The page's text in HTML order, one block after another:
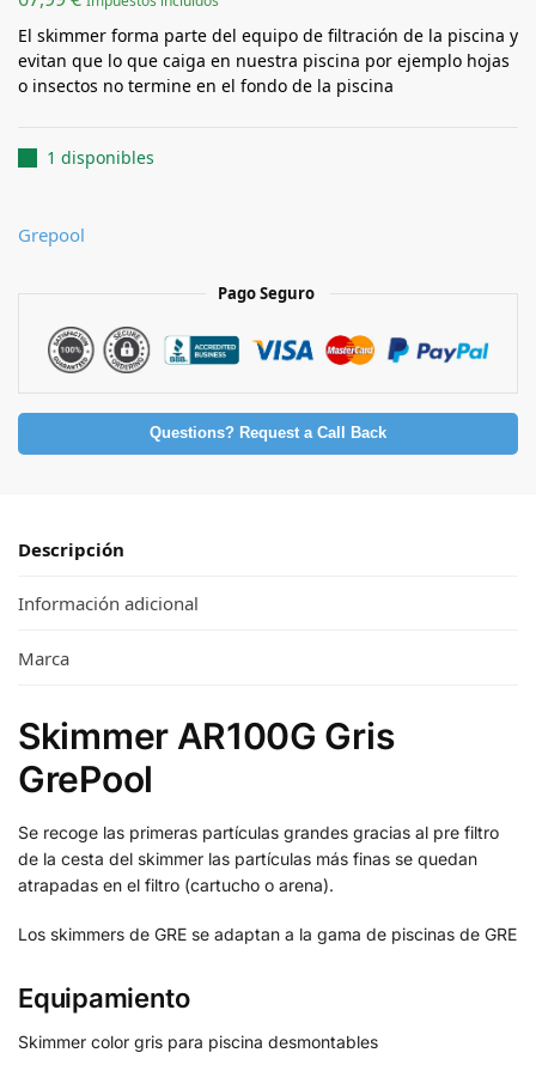
El skimmer forma parte del equipo de filtración de la piscina y
evitan que lo que caiga en nuestra piscina por ejemplo hojas
o insectos no termine en el fondo de la piscina
1 disponibles
Grepool
Pago Seguro
Questions? Request a Call Back
Descripción
Información adicional
Marca
Skimmer AR100G Gris
GrePool
Se recoge las primeras partículas grandes gracias al pre filtro
de la cesta del skimmer las partículas más finas se quedan
atrapadas en el filtro (cartucho o arena).
Los skimmers de GRE se adaptan a la gama de piscinas de GRE
Equipamiento
Skimmer color gris para piscina desmontables